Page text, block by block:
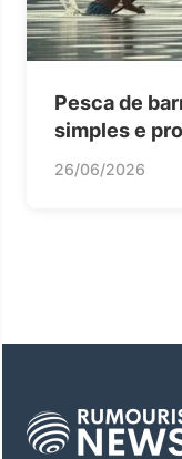
Pesca de
simples e
26/06/2026